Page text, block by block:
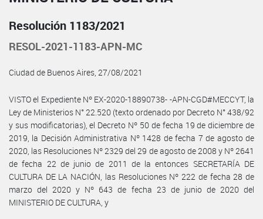
Resolución 1183/2021
RESOL-2021-1183-APN-MC
Ciudad de Buenos Aires, 27/08/2021
VISTO el Expediente Nº EX-2020-18890738- -APN-CGD#MECCYT, la
Ley de Ministerios N° 22.520 (texto ordenado por Decreto N° 438/92
y sus modificatorias), el Decreto Nº 50 de fecha 19 de diciembre de
2019, la Decisión Administrativa Nº 1428 de fecha 7 de agosto de
2020, las Resoluciones Nº 2329 del 29 de agosto de 2008 y Nº 2641
de fecha 22 de junio de 2011 de la entonces SECRETARÍA DE
CULTURA DE LA NACIÓN, las Resoluciones Nº 222 de fecha 28 de
marzo del 2020 y Nº 643 de fecha 23 de junio de 2020 del
MINISTERIO DE CULTURA, y